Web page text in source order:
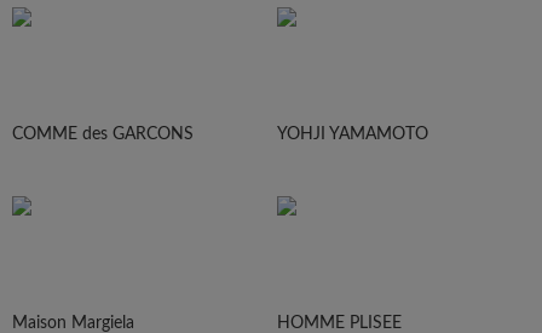
COMME des GARCONS YOHJI YAMAMOTO
Maison Margiela HOMME PLISEE